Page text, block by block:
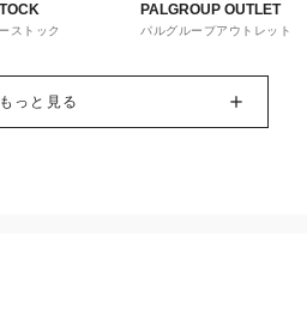
ストック
PALGROUP OUTLET
パルグループアウトレット
もっと見る